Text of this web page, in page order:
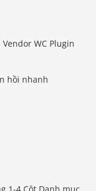
WC Plugin
hồi nhanh